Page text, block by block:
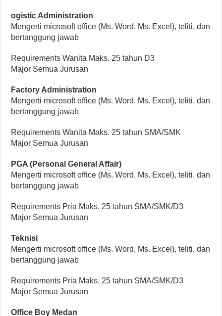
ogistic Administration
Mengerti microsoft office (Ms. Word, Ms. Excel), teliti, dan
bertanggung jawab
Requirements Wanita Maks. 25 tahun D3
Major Semua Jurusan
Factory Administration
Mengerti microsoft office (Ms. Word, Ms. Excel), teliti, dan
bertanggung jawab
Requirements Wanita Maks. 25 tahun SMA/SMK
Major Semua Jurusan
PGA (Personal General Affair)
Mengerti microsoft office (Ms. Word, Ms. Excel), teliti, dan
bertanggung jawab
Requirements Pria Maks. 25 tahun SMA/SMK/D3
Major Semua Jurusan
Teknisi
Mengerti microsoft office (Ms. Word, Ms. Excel), teliti, dan
bertanggung jawab
Requirements Pria Maks. 25 tahun SMA/SMK/D3
Major Semua Jurusan
Office Boy Medan